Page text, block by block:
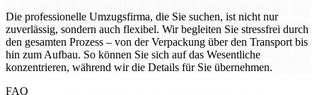
Die professionelle Umzugsfirma, die Sie suchen, ist nicht nur
zuverlässig, sondern auch flexibel. Wir begleiten Sie stressfrei durch
den gesamten Prozess – von der Verpackung über den Transport bis
hin zum Aufbau. So können Sie sich auf das Wesentliche
konzentrieren, während wir die Details für Sie übernehmen.
FAQ